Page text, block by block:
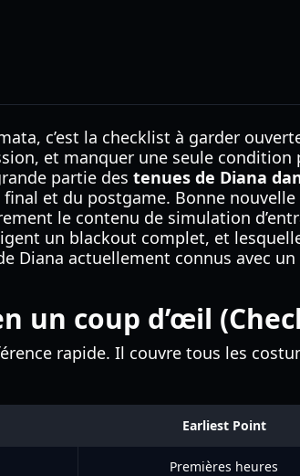
c’est la checklist à garder
et manquer une seule
partie des tenues de Diana
et du postgame. Bonne
le contenu de simulation
un blackout complet, et
Diana actuellement connus avec
un coup d’œil
rapide. Il couvre tous les
Earliest Point
Premières heures